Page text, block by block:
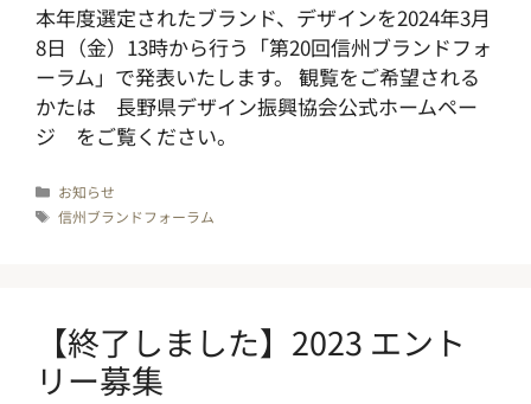
本年度選定されたブランド、デザインを2024年3月
8日（金）13時から行う「第20回信州ブランドフォ
ーラム」で発表いたします。 観覧をご希望される
かたは 長野県デザイン振興協会公式ホームペー
ジ をご覧ください。
カ
テ
ゴ
お知らせ
タ
信州ブランドフォーラム
【終了しました】2023 エント
リー募集